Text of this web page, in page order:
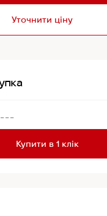
Уточнити ціну
Купити в 1 клік